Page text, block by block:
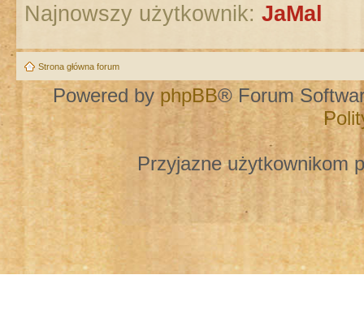
Najnowszy użytkownik: JaMal
Strona główna forum
Powered by phpBB® Forum
Przyjazne użytkownikom